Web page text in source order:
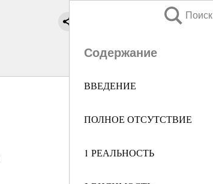
Поиск
Содержание
ВВЕДЕНИЕ
ПОЛНОЕ ОТСУТСТВИЕ
1 РЕАЛЬНОСТЬ